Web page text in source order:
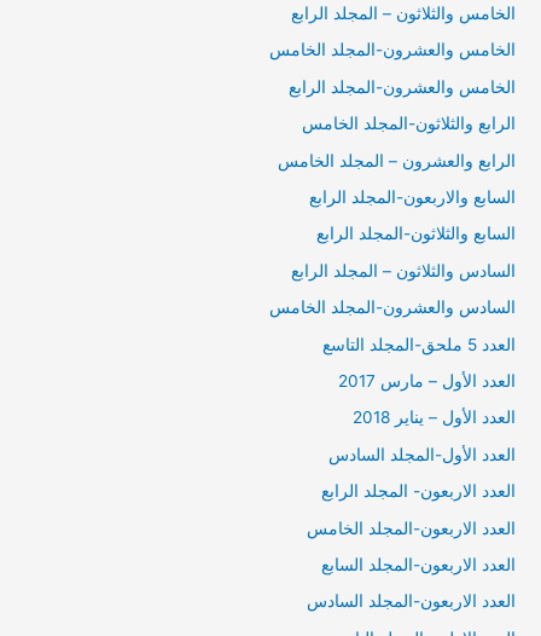
الخامس والثلاثون – المجلد الرابع
الخامس والعشرون-المجلد الخامس
الخامس والعشرون-المجلد الرابع
الرابع والثلاثون-المجلد الخامس
الرابع والعشرون – المجلد الخامس
السابع والاربعون-المجلد الرابع
السابع والثلاثون-المجلد الرابع
السادس والثلاثون – المجلد الرابع
السادس والعشرون-المجلد الخامس
العدد 5 ملحق-المجلد التاسع
العدد الأول – مارس 2017
العدد الأول – يناير 2018
العدد الأول-المجلد السادس
العدد الاربعون- المجلد الرابع
العدد الاربعون-المجلد الخامس
العدد الاربعون-المجلد السابع
العدد الاربعون-المجلد السادس